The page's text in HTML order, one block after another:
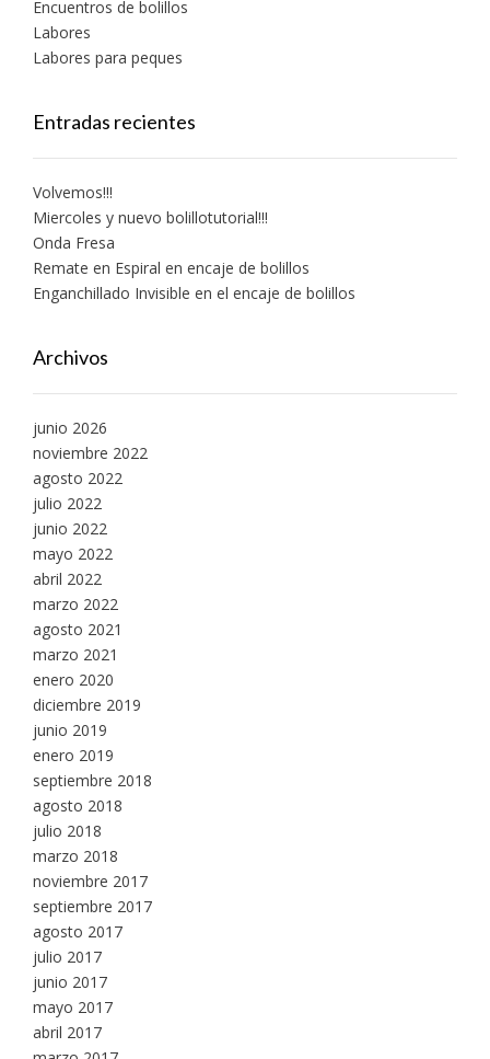
Encuentros de bolillos
Labores
Labores para peques
Entradas recientes
Volvemos!!!
Miercoles y nuevo bolillotutorial!!!
Onda Fresa
Remate en Espiral en encaje de bolillos
Enganchillado Invisible en el encaje de bolillos
Archivos
junio 2026
noviembre 2022
agosto 2022
julio 2022
junio 2022
mayo 2022
abril 2022
marzo 2022
agosto 2021
marzo 2021
enero 2020
diciembre 2019
junio 2019
enero 2019
septiembre 2018
agosto 2018
julio 2018
marzo 2018
noviembre 2017
septiembre 2017
agosto 2017
julio 2017
junio 2017
mayo 2017
abril 2017